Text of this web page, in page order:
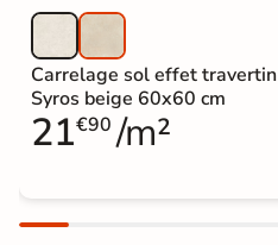
Carrelage sol effet travertin
Syros beige 60x60 cm
21€90 /m²